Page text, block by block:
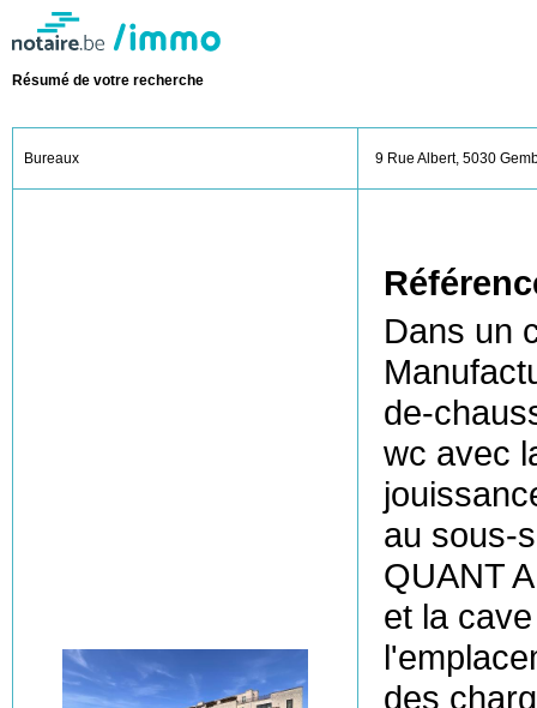
Résumé de votre recherche
Bureaux 9 Rue Albert, 5030
Dans un
de-
wc avec
au sous-
QUANT
et la
des